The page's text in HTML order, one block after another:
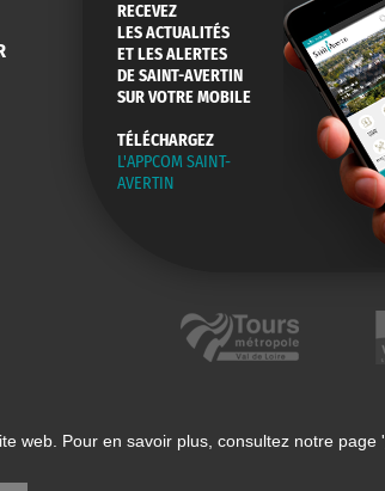
RECEVEZ
LES ACTUALITÉS
ET LES ALERTES
DE SAINT-AVERTIN
SUR VOTRE MOBILE
TÉLÉCHARGEZ
L'APPCOM SAINT-
AVERTIN
web. Pour en savoir plus, consultez notre page '